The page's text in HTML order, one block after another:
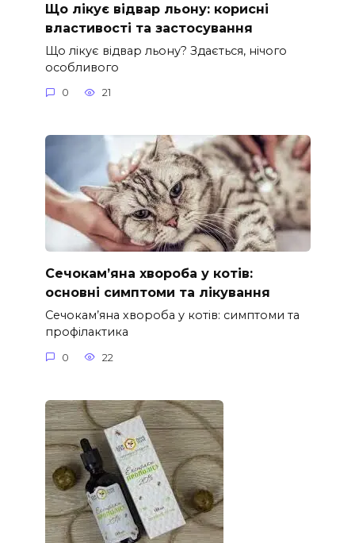
Що лікує відвар льону: корисні
властивості та застосування
Що лікує відвар льону? Здається, нічого
особливого
0 21
Сечокам’яна хвороба у котів:
основні симптоми та лікування
Сечокам’яна хвороба у котів: симптоми та
профілактика
0 22